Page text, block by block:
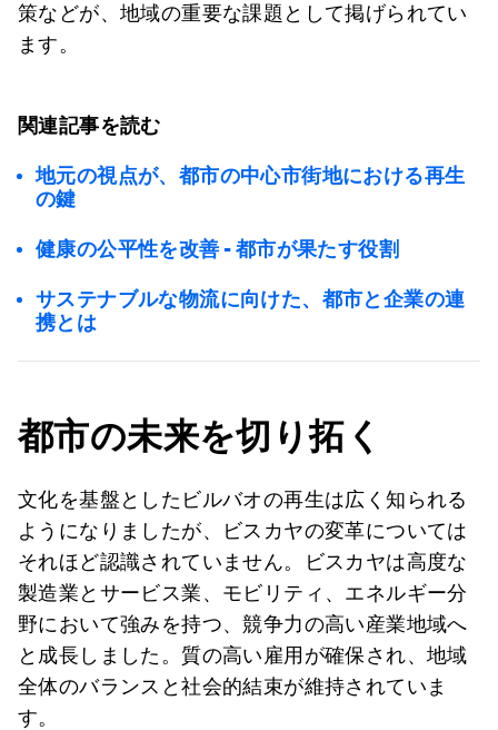
策などが、地域の重要な課題として掲げられてい
ます。
関連記事を読む
地元の視点が、都市の中心市街地における再生
の鍵
健康の公平性を改善 - 都市が果たす役割
サステナブルな物流に向けた、都市と企業の連
携とは
都市の未来を切り拓く
文化を基盤としたビルバオの再生は広く知られる
ようになりましたが、ビスカヤの変革については
それほど認識されていません。ビスカヤは高度な
製造業とサービス業、モビリティ、エネルギー分
野において強みを持つ、競争力の高い産業地域へ
と成長しました。質の高い雇用が確保され、地域
全体のバランスと社会的結束が維持されていま
す。